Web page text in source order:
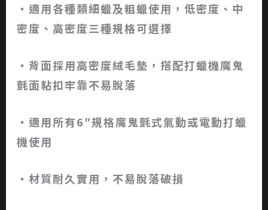
‧適用各種類細蠟及粗蠟使用，低密度、中
密度、高密度三種規格可選擇
‧背面採用高密度絨毛墊，搭配打蠟機魔鬼
氈面粘扣牢靠不易脫落
‧適用所有6″規格魔鬼氈式氣動或電動打蠟
機使用
‧材質耐久實用，不易脫落破損